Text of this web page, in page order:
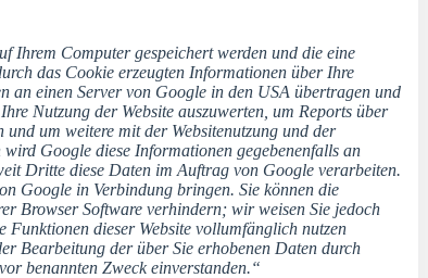
Ihrem Computer gespeichert werden und die eine
das Cookie erzeugten Informationen über Ihre
an einen Server von Google in den USA übertragen und
Nutzung der Website auszuwerten, um Reports über
und um weitere mit der Websitenutzung und der
Google diese Informationen gegebenenfalls an
Dritte diese Daten im Auftrag von Google verarbeiten.
Google in Verbindung bringen. Sie können die
Browser Software verhindern; wir weisen Sie jedoch
dieser Website vollumfänglich nutzen
Bearbeitung der über Sie erhobenen Daten durch
benannten Zweck einverstanden.“